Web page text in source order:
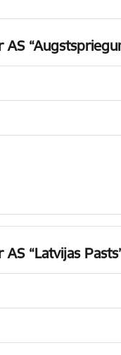
AS
AS “Latvijas